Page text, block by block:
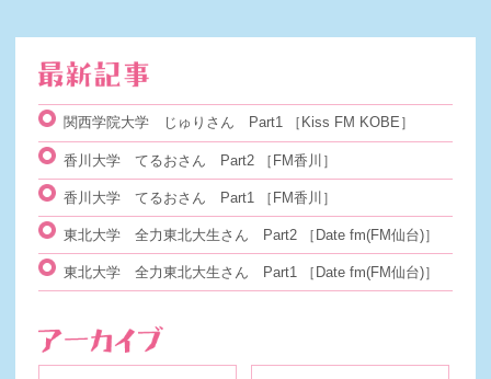
関西学院大学 じゅりさん Part1 ［Kiss FM KOBE］
香川大学 てるおさん Part2 ［FM香川］
香川大学 てるおさん Part1 ［FM香川］
東北大学 全力東北大生さん Part2 ［Date fm(FM仙台)］
東北大学 全力東北大生さん Part1 ［Date fm(FM仙台)］